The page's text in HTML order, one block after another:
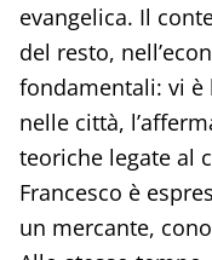
evangelica. Il
del resto,
fondamentali: vi è
nelle città,
teoriche legate al
Francesco è
un mercante,